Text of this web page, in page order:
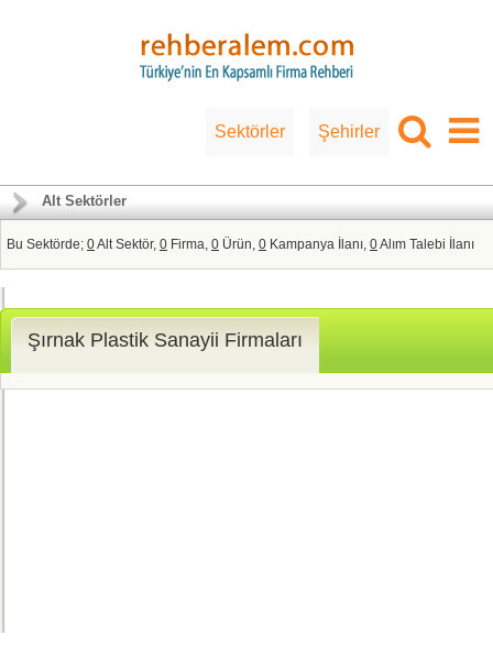
Sektörler Şehirler
Alt Sektörler
Bu Sektörde; 0Alt Sektör, 0 Firma, 0 Ürün, 0 Kampanya İlanı, 0Alım Talebi İlanı
Şırnak Plastik Sanayii Firmaları